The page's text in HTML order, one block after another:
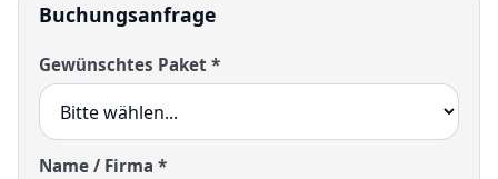
Buchungsanfrage
Gewünschtes Paket *
Name / Firma *